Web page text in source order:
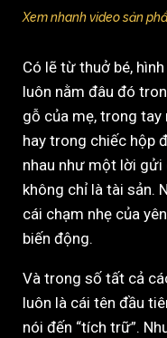
Xem nhanh video sản
Có lẽ từ thuở bé,
luôn nằm đâu đó
gỗ của mẹ, trong tay
hay trong chiếc hộp
nhau như một lời gửi
không chỉ là tài sản.
cái chạm nhẹ của
biến động.
Và trong số tất cả
luôn là cái tên đầu
nói đến “tích trữ”.